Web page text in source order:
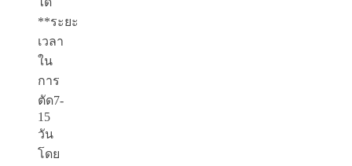
**ระยะ
เวลา
ใน
การ
ตัด7-
15
วัน
โดย